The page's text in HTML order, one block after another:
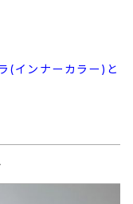
(インナーカラー)と